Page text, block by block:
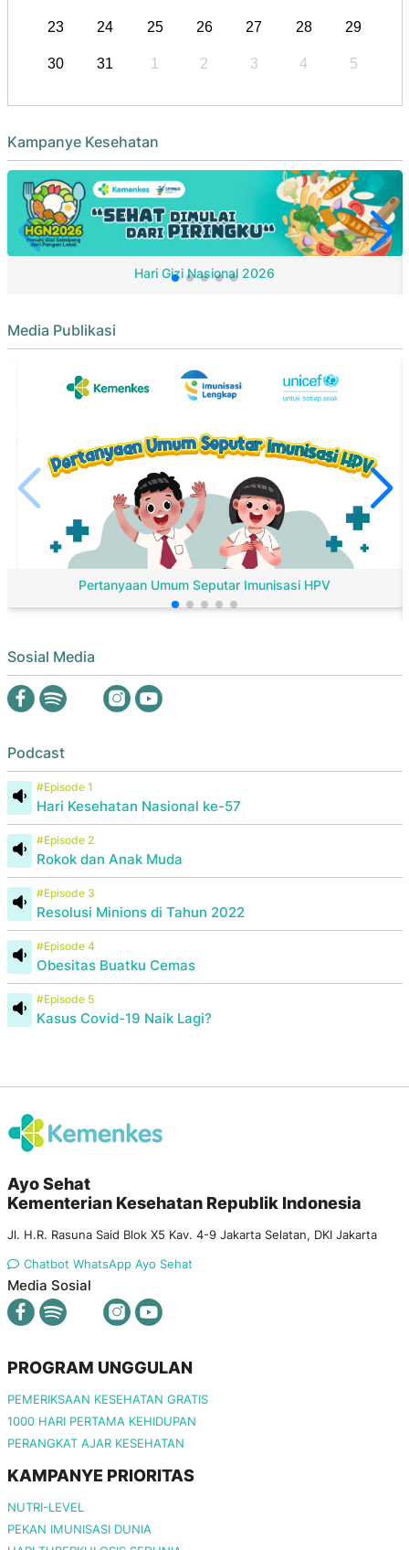
23 24 25 26 27 28 29
30 31 1 2 3 4 5
Kampanye Kesehatan
Hari Gizi Nasional 2026
Media Publikasi
Pertanyaan Umum Seputar Imunisasi HPV
Sosial Media
Podcast
#Episode 1
Hari Kesehatan Nasional ke-57
#Episode 2
Rokok dan Anak Muda
#Episode 3
Resolusi Minions di Tahun 2022
#Episode 4
Obesitas Buatku Cemas
#Episode 5
Kasus Covid-19 Naik Lagi?
Ayo Sehat
Kementerian Kesehatan Republik Indonesia
Jl. H.R. Rasuna Said Blok X5 Kav. 4-9 Jakarta Selatan, DKI Jakarta
Chatbot WhatsApp Ayo Sehat
Media Sosial
PROGRAM UNGGULAN
PEMERIKSAAN KESEHATAN GRATIS
1000 HARI PERTAMA KEHIDUPAN
PERANGKAT AJAR KESEHATAN
KAMPANYE PRIORITAS
NUTRI-LEVEL
PEKAN IMUNISASI DUNIA